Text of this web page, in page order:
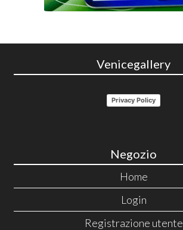
Venicegallery
Privacy Policy
Negozio
Home
Login
Registrazione utente